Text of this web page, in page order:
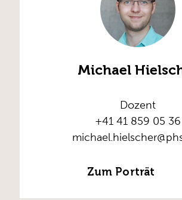
Michael
Dozent
+41 41 859 05 36
Zum Porträt